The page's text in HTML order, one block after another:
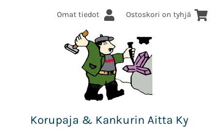
Omat tiedot Ostoskori on tyhjä
Korupaja & Kankurin Aitta Ky